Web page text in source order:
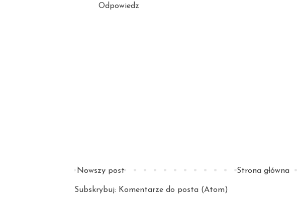
Odpowiedz
Nowszy post Strona główna
Subskrybuj: Komentarze do posta (Atom)